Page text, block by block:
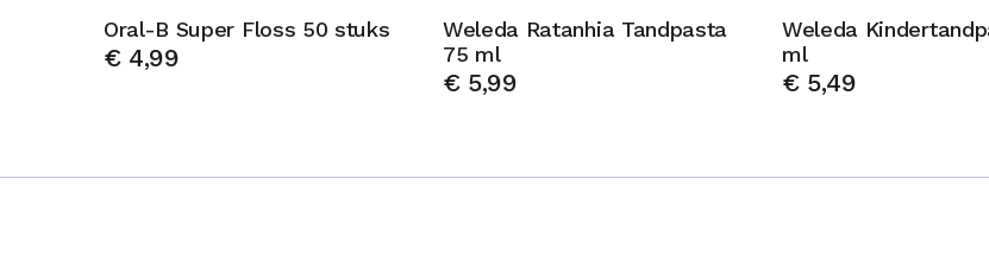
Oral-B Super Floss 50 stuks
€4,99
Weleda Ratanhia Tandpasta
75 ml
€5,99
Weleda
ml
€5,49